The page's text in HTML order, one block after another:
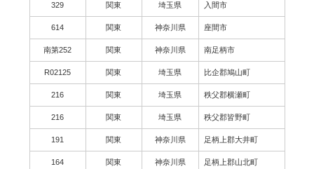
329 関東 埼玉県 入間市
614 関東 神奈川県 座間市
南第252 関東 神奈川県 南足柄市
R02125 関東 埼玉県 比企郡鳩山町
216 関東 埼玉県 秩父郡横瀬町
216 関東 埼玉県 秩父郡皆野町
191 関東 神奈川県 足柄上郡大井町
164 関東 神奈川県 足柄上郡山北町